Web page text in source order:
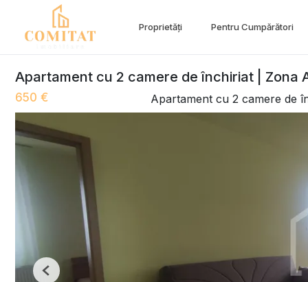
Proprietăți Pentru Cumpărători
Apartament cu 2 camere de închiriat | Zona
650 € Apartament cu 2 camere de
Previous